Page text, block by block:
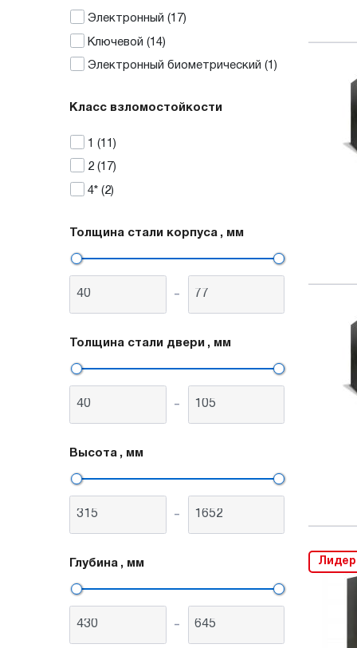
Электронный (17)
Ключевой (14)
Электронный биометрический (1)
Класс взломостойкости
1 (11)
2 (17)
4* (2)
Толщина стали корпуса , мм
-
Толщина стали двери , мм
-
Высота , мм
-
Глубина , мм
-